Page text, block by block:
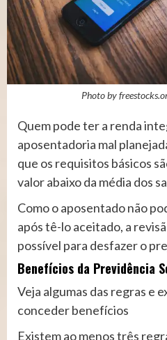
Photo by
Quem pode ter a renda
aposentadoria mal
que os requisitos básicos
valor abaixo da média dos
Como o aposentado não
após tê-lo aceitado, a
possível para desfazer o
Benefícios da Previdência
Veja algumas das regras e
conceder benefícios
Existem ao menos três